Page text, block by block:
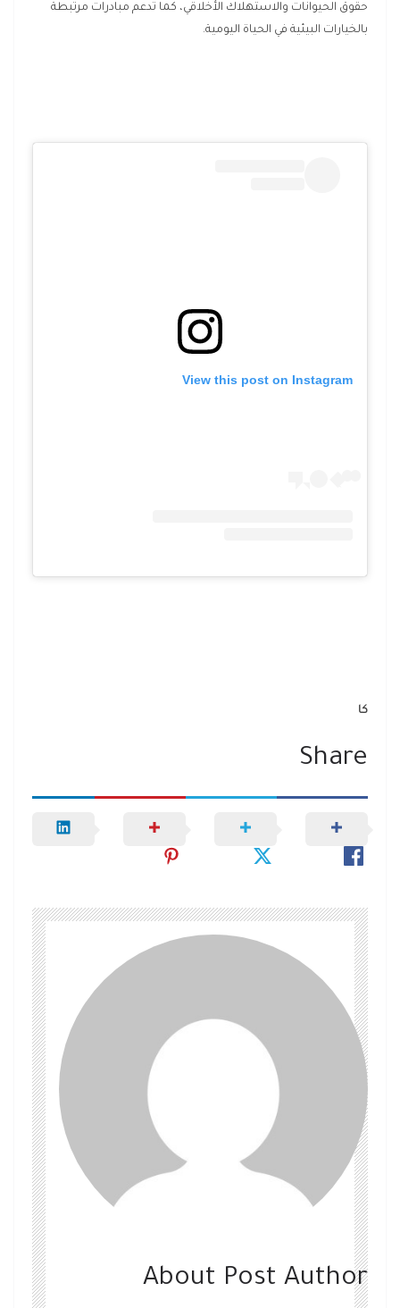
حقوق الحيوانات والاستهلاك الأخلاقي، كما تدعم مبادرات مرتبطة
بالخيارات البيئية في الحياة اليومية.
View this post on Instagram
كا
Share
About Post Author